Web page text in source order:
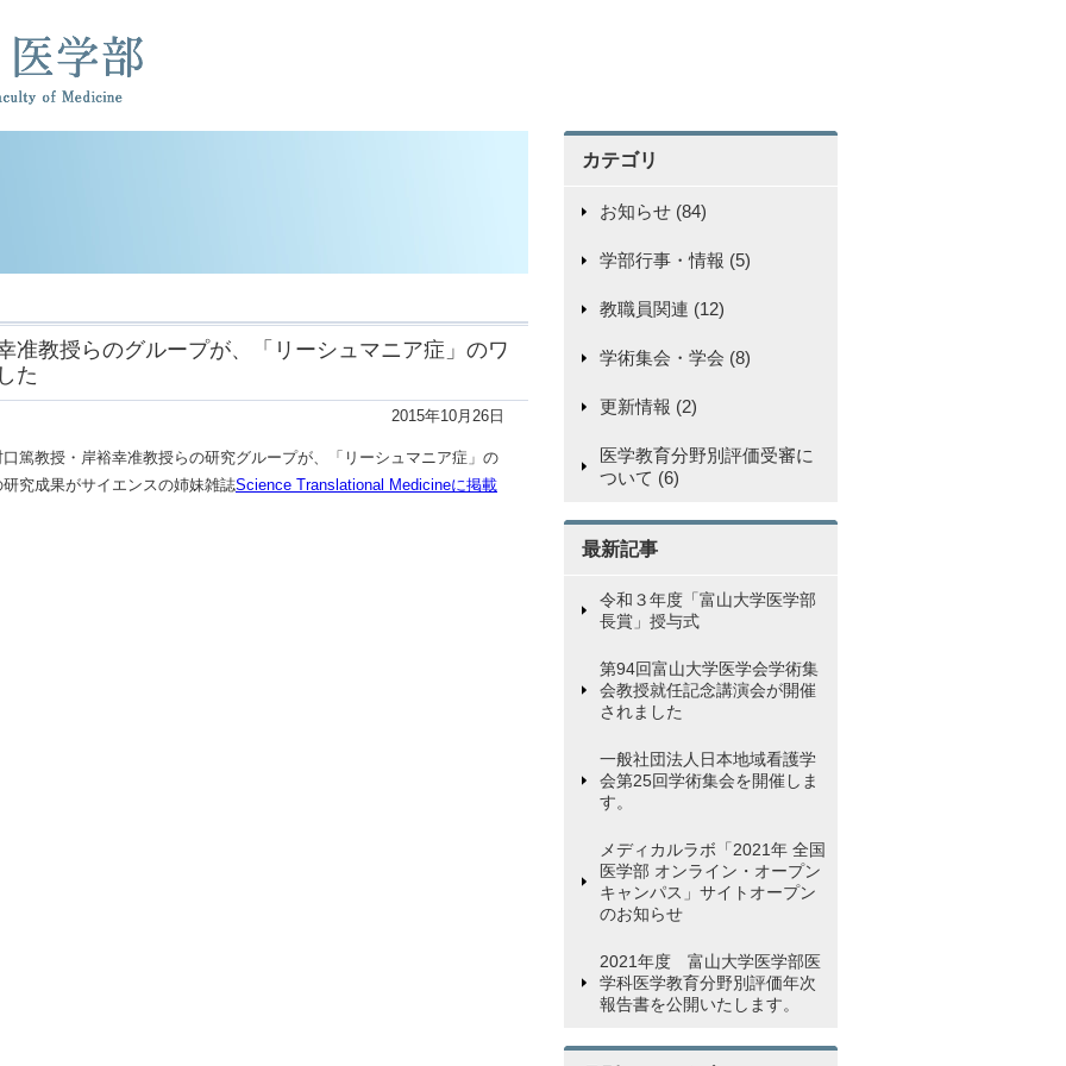
准教授らのグループが、「リーシュマニア症」のワ
た
2015年10月26日
篤教授・岸裕幸准教授らの研究グループが、「リーシュマニア症」の
究成果がサイエンスの姉妹雑誌Science Translational Medicineに掲載
カテゴリ
お知らせ (84)
学部行事・情報 (5)
教職員関連 (12)
学術集会・学会 (8)
更新情報 (2)
医学教育分野別評価受審に
ついて (6)
最新記事
令和３年度「富山大学医学部
長賞」授与式
第94回富山大学医学会学術集
会教授就任記念講演会が開催
されました
一般社団法人日本地域看護学
会第25回学術集会を開催しま
す。
メディカルラボ「2021年 全国
医学部 オンライン・オープン
キャンパス」サイトオープン
のお知らせ
2021年度 富山大学医学部医
学科医学教育分野別評価年次
報告書を公開いたします。